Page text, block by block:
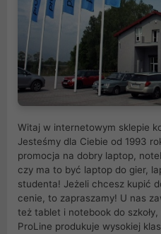
Witaj w internetowym sklepie
Jesteśmy dla Ciebie od 1993
promocja na dobry laptop,
czy ma to być laptop do gier,
studenta! Jeżeli chcesz kupić
cenie, to zapraszamy! U nas
też tablet i notebook do
ProLine produkuje wysokiej